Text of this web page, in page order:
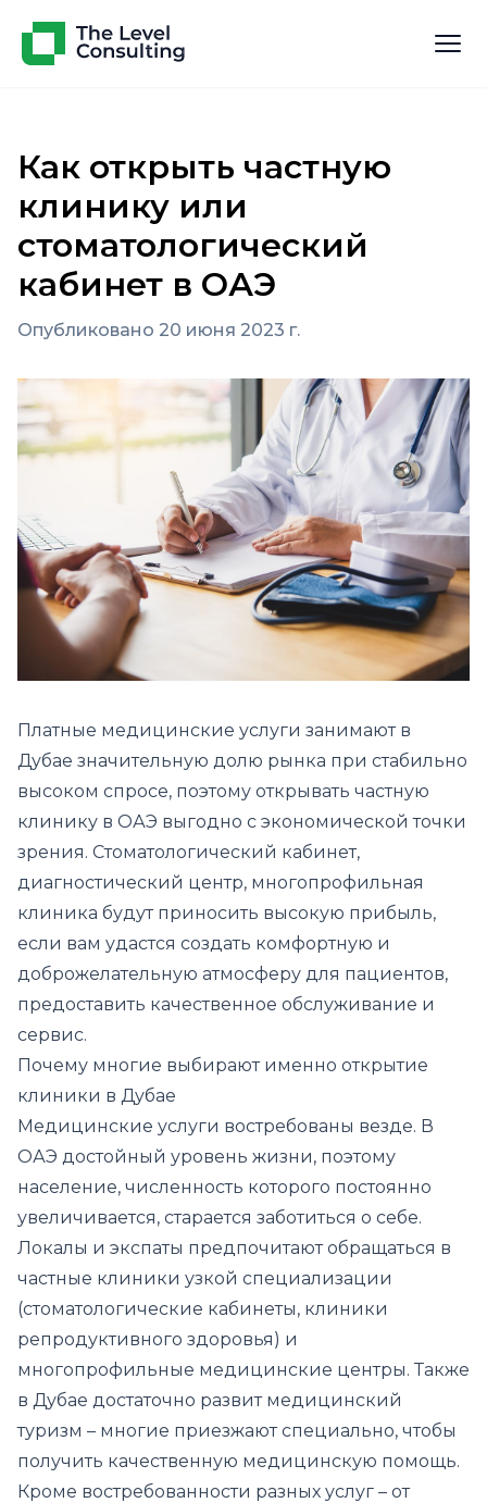
Как открыть частную
клинику или
стоматологический
кабинет в ОАЭ
Опубликовано 20 июня 2023 г.
Платные медицинские услуги занимают в
Дубае значительную долю рынка при стабильно
высоком спросе, поэтому открывать частную
клинику в ОАЭ выгодно с экономической точки
зрения. Стоматологический кабинет,
диагностический центр, многопрофильная
клиника будут приносить высокую прибыль,
если вам удастся создать комфортную и
доброжелательную атмосферу для пациентов,
предоставить качественное обслуживание и
сервис.
Почему многие выбирают именно открытие
клиники в Дубае
Медицинские услуги востребованы везде. В
ОАЭ достойный уровень жизни, поэтому
население, численность которого постоянно
увеличивается, старается заботиться о себе.
Локалы и экспаты предпочитают обращаться в
частные клиники узкой специализации
(стоматологические кабинеты, клиники
репродуктивного здоровья) и
многопрофильные медицинские центры. Также
в Дубае достаточно развит медицинский
туризм – многие приезжают специально, чтобы
получить качественную медицинскую помощь.
Кроме востребованности разных услуг – от